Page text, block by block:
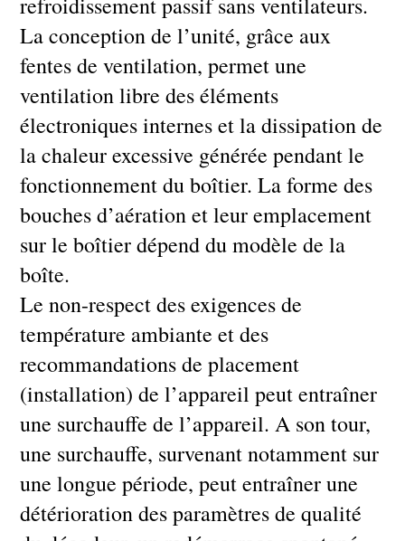
La conception de l’unité, grâce aux
fentes de ventilation, permet une
ventilation libre des éléments
électroniques internes et la dissipation de
la chaleur excessive générée pendant le
fonctionnement du boîtier. La forme des
bouches d’aération et leur emplacement
sur le boîtier dépend du modèle de la
boîte.
Le non-respect des exigences de
température ambiante et des
recommandations de placement
(installation) de l’appareil peut entraîner
une surchauffe de l’appareil. A son tour,
une surchauffe, survenant notamment sur
une longue période, peut entraîner une
détérioration des paramètres de qualité